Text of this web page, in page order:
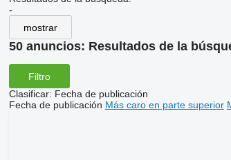
-
mostrar
50 anuncios: Resultados de la
Filtro
Clasificar: Fecha de publicación
Fecha de publicación Más caro en parte superior